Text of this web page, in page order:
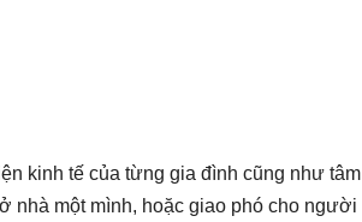
kinh tế của từng gia đình cũng như tâm
nhà một mình, hoặc giao phó cho người